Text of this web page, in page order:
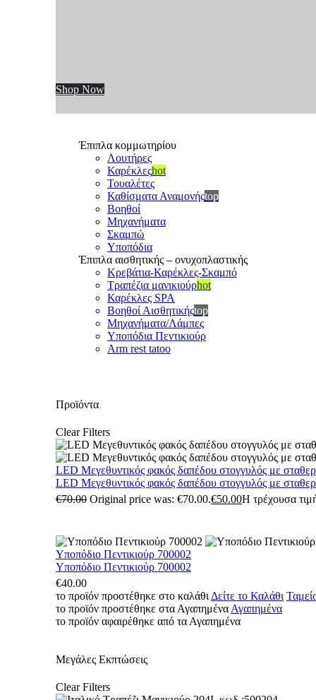
Shop Now
Έπιπλα κομμωτηρίου
Λουτήρες
Καρέκλεςhot
Τουαλέτες
Καθίσματα Αναμονήςtop
Βοηθοί
Μηχανήματα
Σκαμπώ
Υποπόδια
Έπιπλα αισθητικής – ονυχοπλαστικής
Κρεβάτια-Καρέκλες-Σκαμπό
Τραπέζια μανικιούρhot
Καρέκλες SPA
Βοηθοί Αισθητικήςtop
Μηχανήματα/Λάμπες
Υποπόδια Πεντικιούρ
Arm rest tatoo
Προϊόντα
Clear Filters
LED Μεγεθυντικός φακός δαπέδου στογγυλός με
LED Μεγεθυντικός φακός δαπέδου στογγυλός με
€70.00 Original price was: €70.00.€50.00Η τρέχουσα
Υποπόδιο Πεντικιούρ 700002
Υποπόδιο Πεντικιούρ 700002
€40.00
το προϊόν προστέθηκε στο καλάθι Δείτε το Καλάθι
το προϊόν προστέθηκε στα Αγαπημένα Αγαπημένα
το προϊόν αφαιρέθηκε από τα Αγαπημένα
Μεγάλες Εκπτώσεις
Clear Filters